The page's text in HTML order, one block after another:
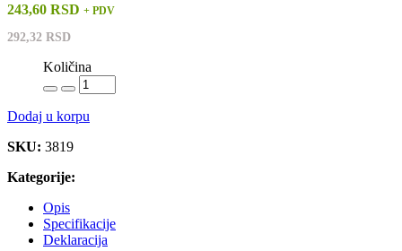
243,60 RSD + PDV
292,32 RSD
Količina
Dodaj u korpu
SKU: 3819
Kategorije:
Opis
Specifikacije
Deklaracija